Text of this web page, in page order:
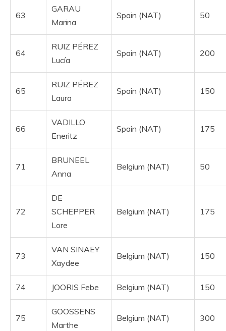
63
GARAU
Marina
Spain (NAT) 50
64
RUIZ PÉREZ
Lucía
Spain (NAT) 200
65
RUIZ PÉREZ
Laura
Spain (NAT) 150
66
VADILLO
Eneritz
Spain (NAT) 175
71
BRUNEEL
Anna
Belgium (NAT) 50
72
DE
SCHEPPER
Lore
Belgium (NAT) 175
73
VAN SINAEY
Xaydee
Belgium (NAT) 150
74 JOORIS Febe Belgium (NAT) 150
75
GOOSSENS
Marthe
Belgium (NAT) 300